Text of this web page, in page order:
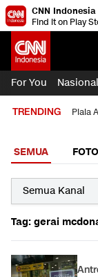
CNN Indonesia
Find it on Play
For You Nasional
TRENDING Piala
SEMUA FOTO
Tag: gerai